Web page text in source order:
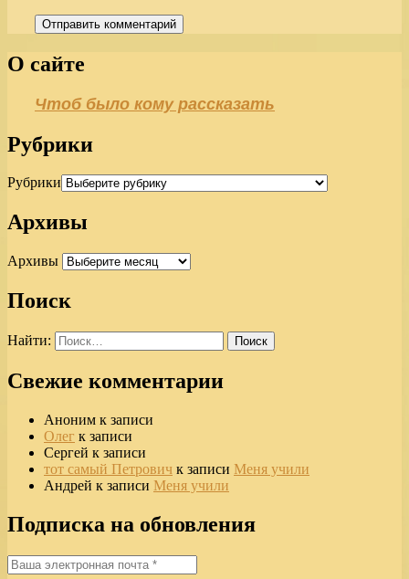
О сайте
Чтоб было кому рассказать
Рубрики
Рубрики
Архивы
Архивы
Поиск
Найти:
Свежие комментарии
Аноним к записи
Олег к записи
Сергей к записи
тот самый Петрович к записи Меня учили
Андрей к записи Меня учили
Подписка на обновления